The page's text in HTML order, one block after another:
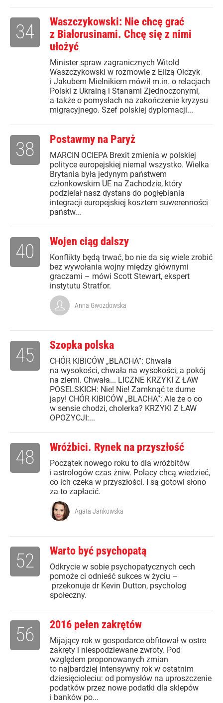
Waszczykowski: Nie chcę grać
z Białorusinami. Chcę się z nimi
ułożyć
Minister spraw zagranicznych Witold
Waszczykowski w rozmowie z Elizą Olczyk
i Jakubem Mielnikiem mówił m.in. o relacjach
Polski z Ukrainą i Stanami Zjednoczonymi,
a także o pomysłach na zakończenie kryzysu
migracyjnego. Szef polskiej dyplomacji...
34
Postawmy na Paryż
MARCIN OCIEPA Brexit zmienia w polskiej
polityce europejskiej niemal wszystko. Wielka
Brytania była jedynym państwem
członkowskim UE na Zachodzie, który
podzielał nasz dystans do pogłębiania
integracji europejskiej kosztem suwerenności
państw...
38
Wojen ciąg dalszy
Konflikty będą trwać, bo nie da się wiele zrobić
bez wywołania wojny między głównymi
graczami – mówi Scott Stewart, ekspert
instytutu Stratfor.
40
Anna Gwozdowska
Szopka polska
CHÓR KIBICÓW „BLACHA”: Chwała
na wysokości, chwała na wysokości, a pokój
na ziemi. Chwała... LICZNE KRZYKI Z ŁAW
POSELSKICH: Nie! Nie! Zamknąć te durne
japy! CHÓR KIBICÓW „BLACHA”: Ale że o co
w sensie chodzi, cholerka? KRZYKI Z ŁAW
OPOZYCJI:...
45
Wróżbici. Rynek na przyszłość
Początek nowego roku to dla wróżbitów
i astrologów czas żniw. Polacy chcą wiedzieć,
co ich czeka w przyszłości. I są gotowi słono
za to zapłacić.
48
Agata Jankowska
Warto być psychopatą
Odkrycie w sobie psychopatycznych cech
pomoże ci odnieść sukces w życiu –
przekonuje dr Kevin Dutton, psycholog
społeczny.
52
2016 pełen zakrętów
Mijający rok w gospodarce obfitował w ostre
zakręty i niespodziewane zwroty. Pod
względem proponowanych zmian
to najbardziej intensywny rok w ostatnim
dziesięcioleciu: od pomysłów na uproszczenie
podatków przez nowe podatki dla sklepów
i banków po...
56